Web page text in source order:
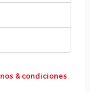
& condiciones.